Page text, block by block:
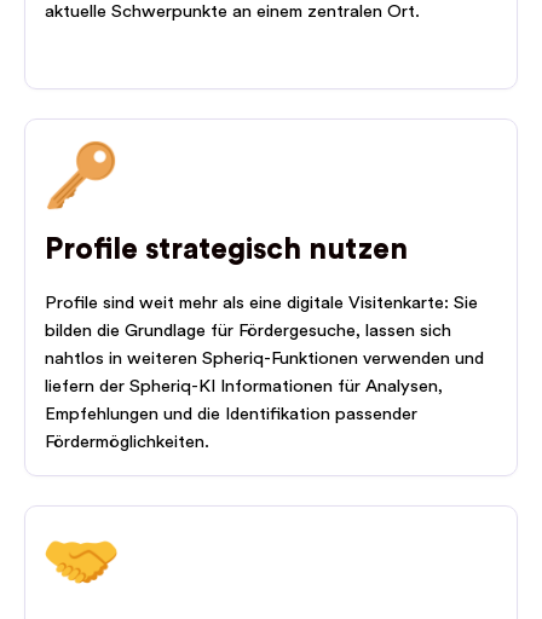
aktuelle Schwerpunkte an einem zentralen Ort.
Profile strategisch nutzen
Profile sind weit mehr als eine digitale Visitenkarte: Sie
bilden die Grundlage für Fördergesuche, lassen sich
nahtlos in weiteren Spheriq-Funktionen verwenden und
liefern der Spheriq-KI Informationen für Analysen,
Empfehlungen und die Identifikation passender
Fördermöglichkeiten.